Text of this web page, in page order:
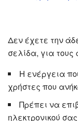
Δεν έχετε την
σελίδα, για τους
Η ενέργεια
χρήστες που
Πρέπει να
ηλεκτρονικού